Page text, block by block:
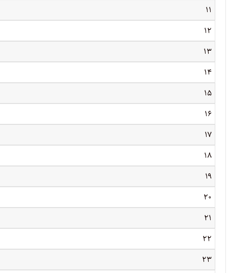
۱۱
۱۲
۱۳
۱۴
۱۵
۱۶
۱۷
۱۸
۱۹
۲۰
۲۱
۲۲
۲۳